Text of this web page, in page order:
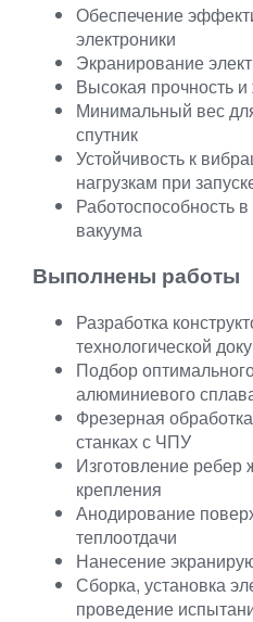
Обеспечение
электроники
Экранирование
Высокая прочность и
Минимальный вес
спутник
Устойчивость к
нагрузкам при
Работоспособность
вакуума
Выполнены работы
Разработка
технологической
Подбор
алюминиевого
Фрезерная
станках с ЧПУ
Изготовление ребер
крепления
Анодирование
теплоотдачи
Нанесение
Сборка, установка
проведение